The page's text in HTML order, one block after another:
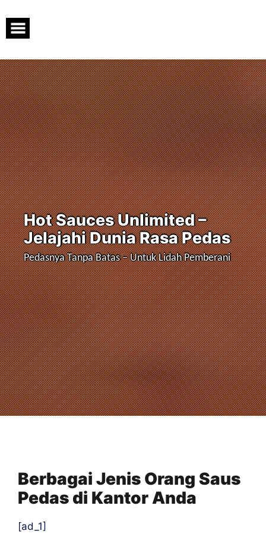
content
Hot Sauces Unlimited –
Jelajahi Dunia Rasa Pedas
Pedasnya Tanpa Batas – Untuk Lidah Pemberani
Berbagai Jenis Orang Saus
Pedas di Kantor Anda
[ad_1]